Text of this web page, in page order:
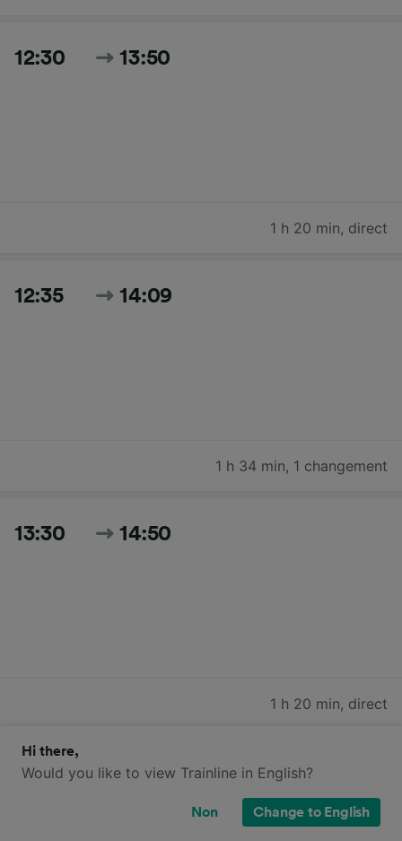
12:30 13:50
1 h 20 min, direct
12:35 14:09
1 h 34 min, 1 changement
13:30 14:50
1 h 20 min, direct
13:35 15:09
Hi there,
Would you like to view Trainline in English?
Non Change to English